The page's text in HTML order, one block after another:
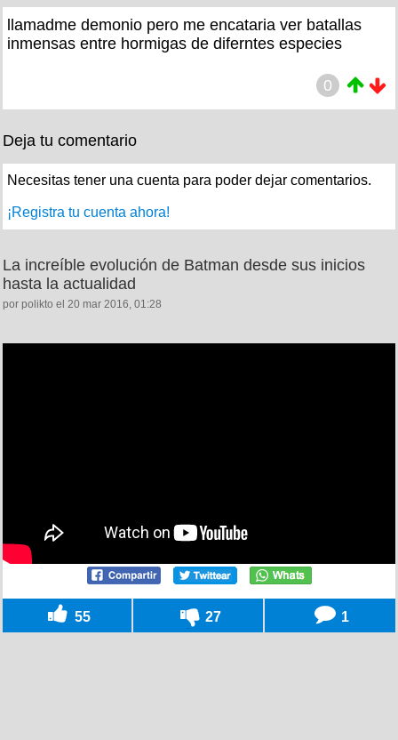
llamadme demonio pero me encataria ver batallas
inmensas entre hormigas de diferntes especies
0
Deja tu comentario
Necesitas tener una cuenta para poder dejar comentarios.
¡Registra tu cuenta ahora!
La increíble evolución de Batman desde sus inicios
hasta la actualidad
por polikto el 20 mar 2016, 01:28
55 27 1